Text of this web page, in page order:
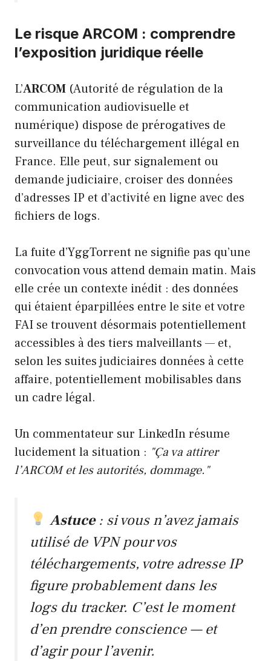
Le risque ARCOM : comprendre
l’exposition juridique réelle
L’ARCOM (Autorité de régulation de la
communication audiovisuelle et
numérique) dispose de prérogatives de
surveillance du téléchargement illégal en
France. Elle peut, sur signalement ou
demande judiciaire, croiser des données
d’adresses IP et d’activité en ligne avec des
fichiers de logs.
La fuite d’YggTorrent ne signifie pas qu’une
convocation vous attend demain matin. Mais
elle crée un contexte inédit : des données
qui étaient éparpillées entre le site et votre
FAI se trouvent désormais potentiellement
accessibles à des tiers malveillants — et,
selon les suites judiciaires données à cette
affaire, potentiellement mobilisables dans
un cadre légal.
Un commentateur sur LinkedIn résume
lucidement la situation : "Ça va attirer
l’ARCOM et les autorités, dommage."
Astuce: si vous n’avez jamais
utilisé de VPN pour vos
téléchargements, votre adresse IP
figure probablement dans les
logs du tracker. C’est le moment
d’en prendre conscience — et
d’agir pour l’avenir.